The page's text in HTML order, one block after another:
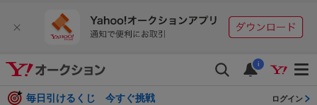
i
毎日引けるくじ 今すぐ挑戦 ログイン